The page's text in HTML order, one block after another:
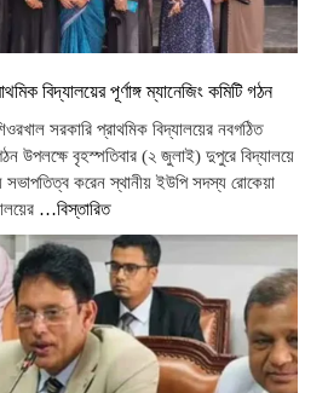
বিদ্যালয়ের পূর্ণাঙ্গ ম্যানেজিং কমিটি গঠন
সরকারি প্রাথমিক বিদ্যালয়ের নবগঠিত
গঠন উপলক্ষে বৃহস্পতিবার (২ জুলাই) দুপুরে বিদ্যালয়ে
করেন স্থানীয় ইউপি সদস্য রোকেয়া
…বিস্তারিত